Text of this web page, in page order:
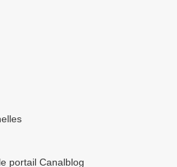
portail Canalblog